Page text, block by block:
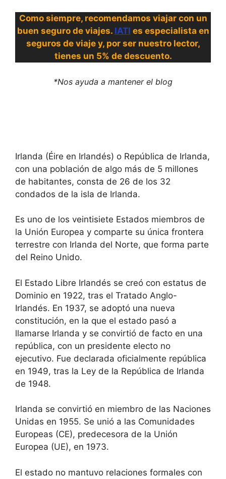
Como siempre, recomendamos viajar con un
buen seguro de viajes. IATI es especialista en
seguros de viaje y, por ser nuestro lector,
tienes un 5% de descuento.
*Nos ayuda a mantener el blog
Irlanda (Éire en Irlandés) o República de Irlanda,
con una población de algo más de 5 millones
de habitantes, consta de 26 de los 32
condados de la isla de Irlanda.
Es uno de los veintisiete Estados miembros de
la Unión Europea y comparte su única frontera
terrestre con Irlanda del Norte, que forma parte
del Reino Unido.
El Estado Libre Irlandés se creó con estatus de
Dominio en 1922, tras el Tratado Anglo-
Irlandés. En 1937, se adoptó una nueva
constitución, en la que el estado pasó a
llamarse Irlanda y se convirtió de facto en una
república, con un presidente electo no
ejecutivo. Fue declarada oficialmente república
en 1949, tras la Ley de la República de Irlanda
de 1948.
Irlanda se convirtió en miembro de las Naciones
Unidas en 1955. Se unió a las Comunidades
Europeas (CE), predecesora de la Unión
Europea (UE), en 1973.
El estado no mantuvo relaciones formales con